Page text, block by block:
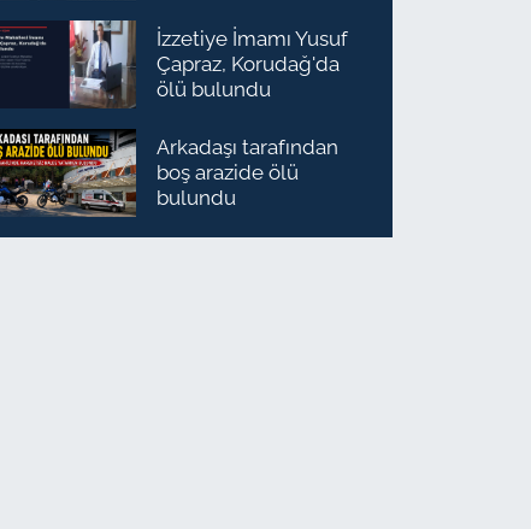
İzzetiye İmamı Yusuf
Çapraz, Korudağ'da
ölü bulundu
Arkadaşı tarafından
boş arazide ölü
bulundu